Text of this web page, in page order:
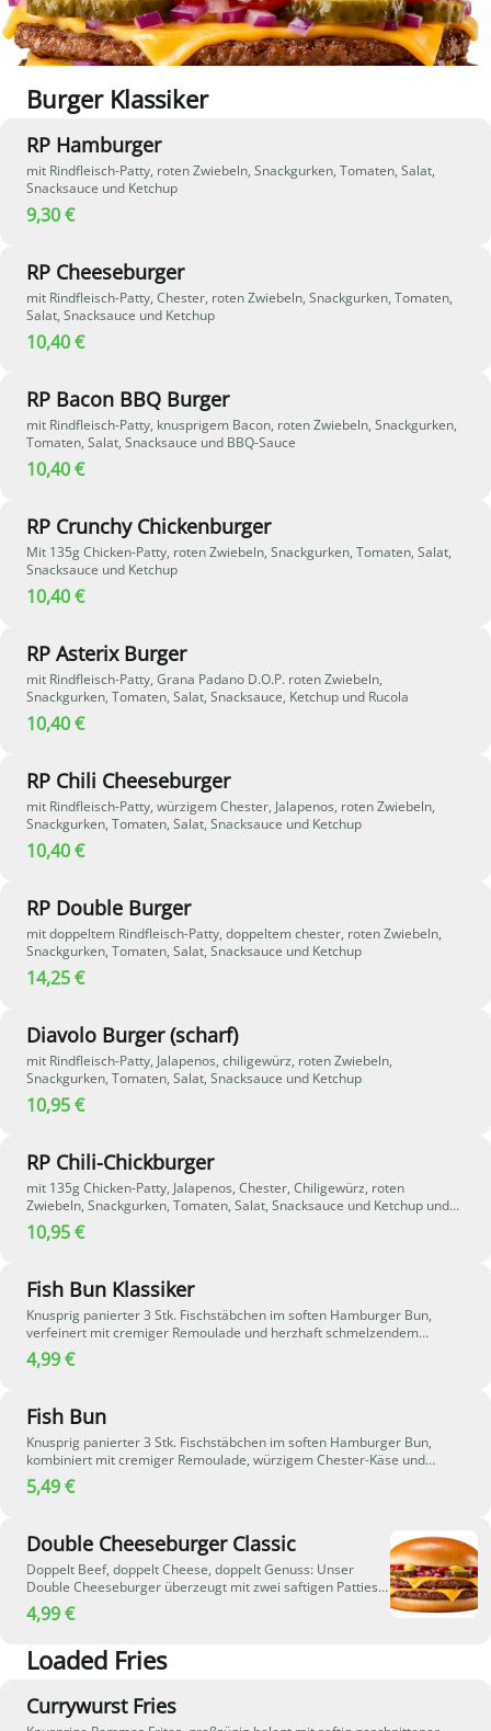
Burger Klassiker
RP Hamburger
mit Rindfleisch-Patty, roten Zwiebeln, Snackgurken, Tomaten, Salat,
Snacksauce und Ketchup
9,30 €
RP Cheeseburger
mit Rindfleisch-Patty, Chester, roten Zwiebeln, Snackgurken, Tomaten,
Salat, Snacksauce und Ketchup
10,40 €
RP Bacon BBQ Burger
mit Rindfleisch-Patty, knusprigem Bacon, roten Zwiebeln, Snackgurken,
Tomaten, Salat, Snacksauce und BBQ-Sauce
10,40 €
RP Crunchy Chickenburger
Mit 135g Chicken-Patty, roten Zwiebeln, Snackgurken, Tomaten, Salat,
Snacksauce und Ketchup
10,40 €
RP Asterix Burger
mit Rindfleisch-Patty, Grana Padano D.O.P. roten Zwiebeln,
Snackgurken, Tomaten, Salat, Snacksauce, Ketchup und Rucola
10,40 €
RP Chili Cheeseburger
mit Rindfleisch-Patty, würzigem Chester, Jalapenos, roten Zwiebeln,
Snackgurken, Tomaten, Salat, Snacksauce und Ketchup
10,40 €
RP Double Burger
mit doppeltem Rindfleisch-Patty, doppeltem chester, roten Zwiebeln,
Snackgurken, Tomaten, Salat, Snacksauce und Ketchup
14,25 €
Diavolo Burger (scharf)
mit Rindfleisch-Patty, Jalapenos, chiligewürz, roten Zwiebeln,
Snackgurken, Tomaten, Salat, Snacksauce und Ketchup
10,95 €
RP Chili-Chickburger
mit 135g Chicken-Patty, Jalapenos, Chester, Chiligewürz, roten
Zwiebeln, Snackgurken, Tomaten, Salat, Snacksauce und Ketchup und
Rucola
10,95 €
Fish Bun Klassiker
Knusprig panierter 3 Stk. Fischstäbchen im soften Hamburger Bun,
verfeinert mit cremiger Remoulade und herzhaft schmelzendem
Chester-Käse. Ein echter Klassiker mit vollem Geschmack.
4,99 €
Fish Bun
Knusprig panierter 3 Stk. Fischstäbchen im soften Hamburger Bun,
kombiniert mit cremiger Remoulade, würzigem Chester-Käse und
frischen, saftigen Tomaten für eine angenehm frische Note.
5,49 €
Double Cheeseburger Classic
Doppelt Beef, doppelt Cheese, doppelt Genuss: Unser
Double Cheeseburger überzeugt mit zwei saftigen Patties
aus 100 % deutschem Rindfleisch, geschmolzenem Käse,
knackigen Gurken, frischen Zwiebeln sowie Ketchup und
4,99 €
Loaded Fries
Currywurst Fries